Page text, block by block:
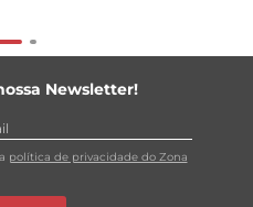
Newsletter!
política de privacidade do Zona